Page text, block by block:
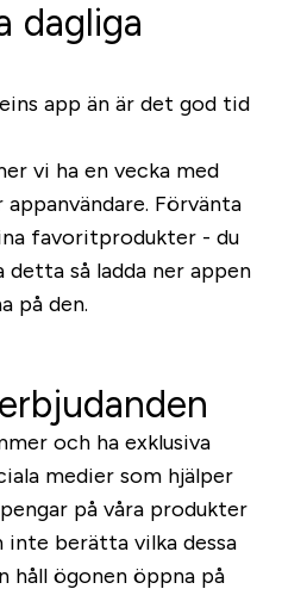
dagliga
app än är det god tid
vi ha en vecka med
Förvänta
favoritprodukter - du
så ladda ner appen
på den.
och ha exklusiva
medier som hjälper
på våra produkter
inte berätta vilka dessa
håll ögonen öppna på